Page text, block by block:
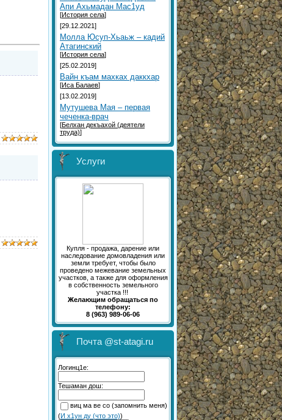
Aпи Ахьмадан Мас1уд
[История села]
[29.12.2021]
Молла Юсуп-Хьаьж – кадий
Атагинский
[История села]
[25.02.2019]
Вайн къам махках даккхар
[Иса Балаев]
[13.02.2019]
Мутушева Мая – первая
чеченка-врач
[Белхан декъахой (деятели
труда)]
Услуги
Купля - продажа, дарение или
наследование домовладения или
земли требует, чтобы было
проведено межевание земельных
участков, а также для оформления
в собственность земельного
участка !!!
Желающим обращаться по
телефону:
8 (963) 989-06-06
Почта @st-atagi.ru
Логинц1е:
Тешаман дош:
виц ма ве со (запомнить меня)
(И х1ун ду (что это))